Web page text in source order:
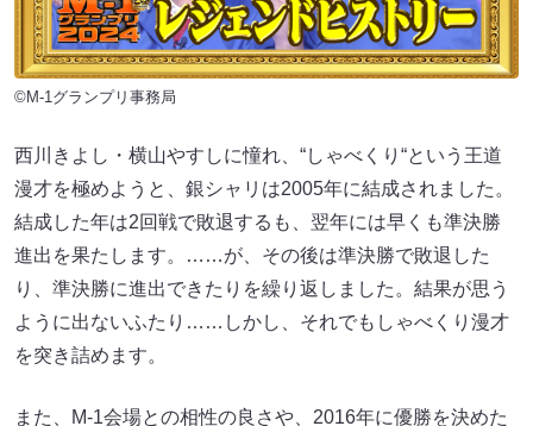
©M-1グランプリ事務局
西川きよし・横山やすしに憧れ、“しゃべくり“という王道
漫才を極めようと、銀シャリは2005年に結成されました。
結成した年は2回戦で敗退するも、翌年には早くも準決勝
進出を果たします。……が、その後は準決勝で敗退した
り、準決勝に進出できたりを繰り返しました。結果が思う
ように出ないふたり……しかし、それでもしゃべくり漫才
を突き詰めます。
また、M-1会場との相性の良さや、2016年に優勝を決めた